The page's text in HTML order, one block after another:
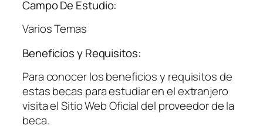
Campo De Estudio:
Varios Temas
Beneficios y Requisitos:
Para conocer los beneficios y requisitos de
estas becas para estudiar en el extranjero
visita el Sitio Web Oficial del proveedor de la
beca.